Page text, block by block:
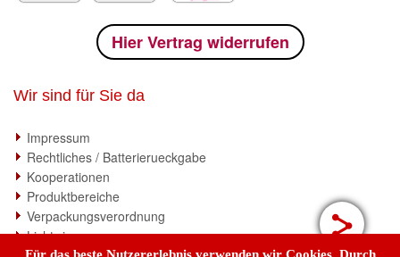
Hier Vertrag widerrufen
Wir sind für Sie da
Impressum
Rechtliches / Batterierueckgabe
Kooperationen
Produktbereiche
Verpackungsverordnung
Lichtwissen